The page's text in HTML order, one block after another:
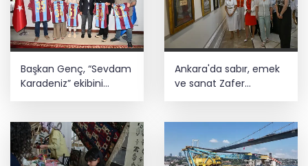
Çocuk adalet sisteminde yeni dönem
Esnaf odalarından ortak açıklama
'yapay zekâ' çıkışı
Başkan Genç, “Sevdam
Karadeniz” ekibini
Ankara'da sabır, emek
ve sanat Zafer